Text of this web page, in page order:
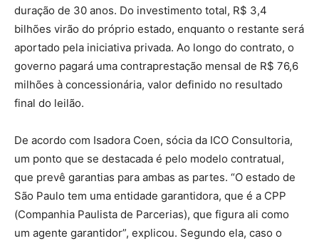
duração de 30 anos. Do investimento total, R$ 3,4
bilhões virão do próprio estado, enquanto o restante será
aportado pela iniciativa privada. Ao longo do contrato, o
governo pagará uma contraprestação mensal de R$ 76,6
milhões à concessionária, valor definido no resultado
final do leilão.
De acordo com Isadora Coen, sócia da ICO Consultoria,
um ponto que se destacada é pelo modelo contratual,
que prevê garantias para ambas as partes. “O estado de
São Paulo tem uma entidade garantidora, que é a CPP
(Companhia Paulista de Parcerias), que figura ali como
um agente garantidor”, explicou. Segundo ela, caso o